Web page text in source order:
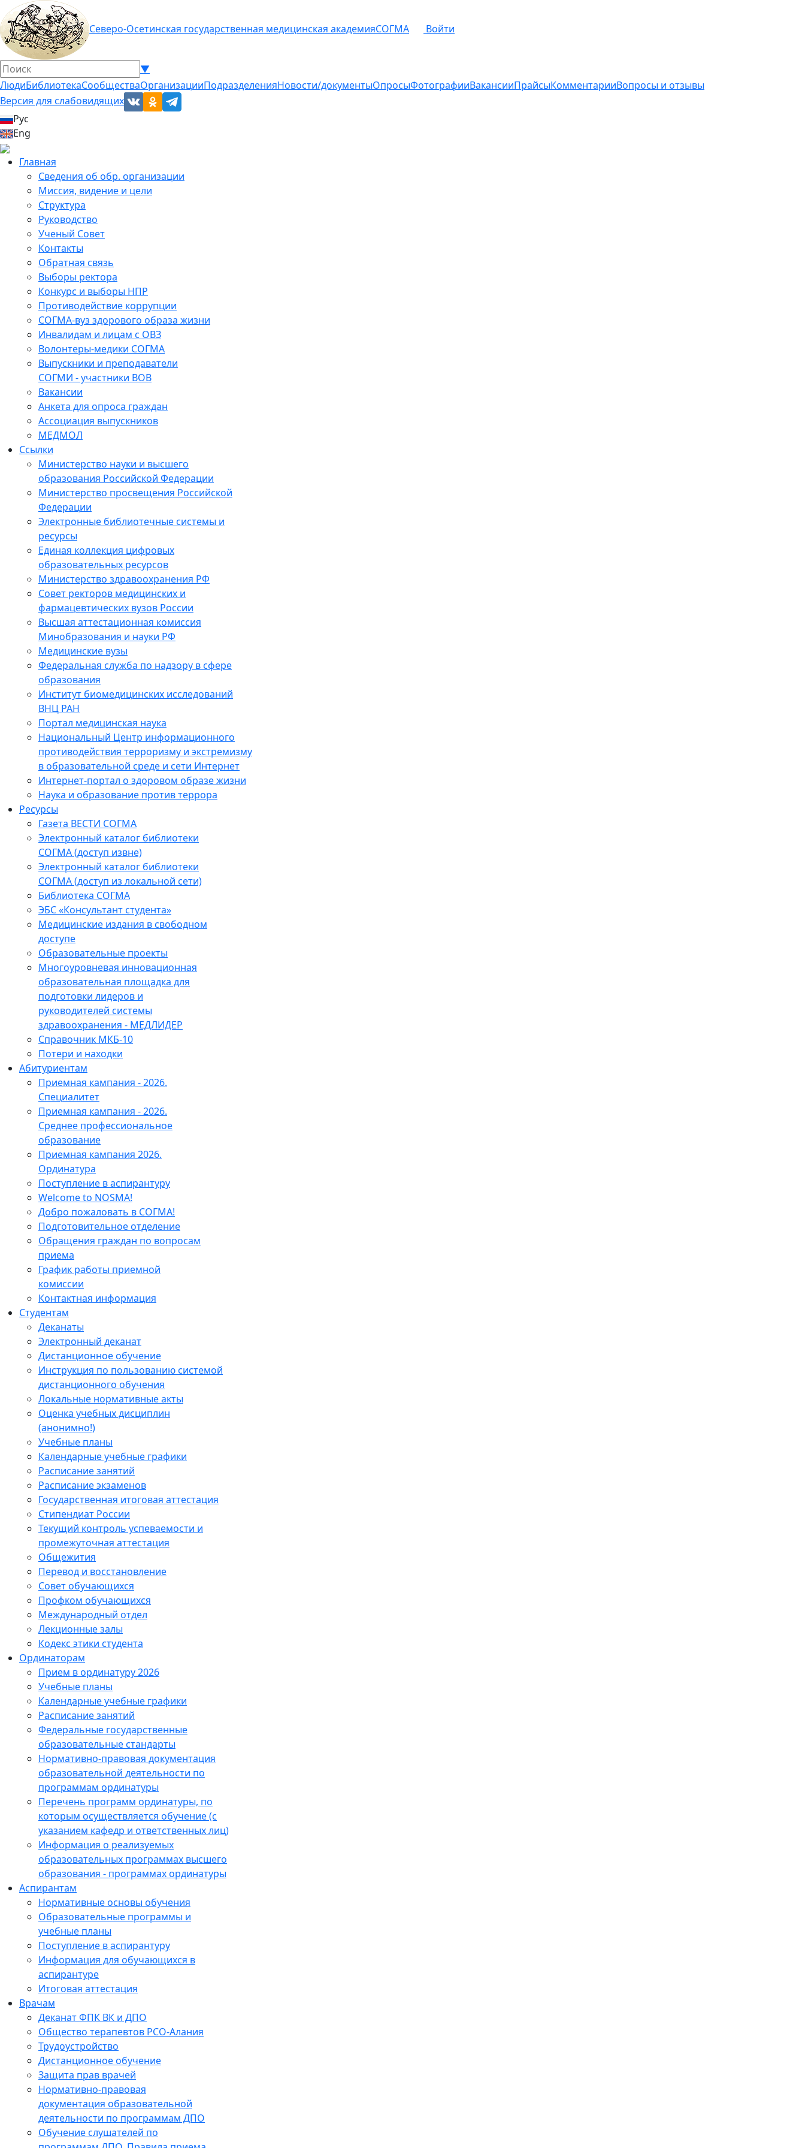
Северо-Осетинская государственная медицинская академияСОГМА Войти
▼
ЛюдиБиблиотекаСообществаОрганизацииПодразделенияНовости/документыОпросыФотографииВакансииПрайсыКомментарииВопросы и отзывы
Версия для слабовидящих
Рус
Eng
Главная
Сведения об обр. организации
Миссия, видение и цели
Структура
Руководство
Ученый Совет
Контакты
Обратная связь
Выборы ректора
Конкурс и выборы НПР
Противодействие коррупции
СОГМА-вуз здорового образа жизни
Инвалидам и лицам с ОВЗ
Волонтеры-медики СОГМА
Выпускники и преподаватели
СОГМИ - участники ВОВ
Вакансии
Анкета для опроса граждан
Ассоциация выпускников
МЕДМОЛ
Ссылки
Министерство науки и высшего
образования Российской Федерации
Министерство просвещения Российской
Федерации
Электронные библиотечные системы и
ресурсы
Единая коллекция цифровых
образовательных ресурсов
Министерство здравоохранения РФ
Совет ректоров медицинских и
фармацевтических вузов России
Высшая аттестационная комиссия
Минобразования и науки РФ
Медицинские вузы
Федеральная служба по надзору в сфере
образования
Институт биомедицинских исследований
ВНЦ РАН
Портал медицинская наука
Национальный Центр информационного
противодействия терроризму и экстремизму
в образовательной среде и сети Интернет
Интернет-портал о здоровом образе жизни
Наука и образование против террора
Ресурсы
Газета ВЕСТИ СОГМА
Электронный каталог библиотеки
СОГМА (доступ извне)
Электронный каталог библиотеки
СОГМА (доступ из локальной сети)
Библиотека СОГМА
ЭБС «Консультант студента»
Медицинские издания в свободном
доступе
Образовательные проекты
Многоуровневая инновационная
образовательная площадка для
подготовки лидеров и
руководителей системы
здравоохранения - МЕДЛИДЕР
Справочник МКБ-10
Потери и находки
Абитуриентам
Приемная кампания - 2026.
Специалитет
Приемная кампания - 2026.
Среднее профессиональное
образование
Приемная кампания 2026.
Ординатура
Поступление в аспирантуру
Welcome to NOSMA!
Добро пожаловать в СОГМА!
Подготовительное отделение
Обращения граждан по вопросам
приема
График работы приемной
комиссии
Контактная информация
Студентам
Деканаты
Электронный деканат
Дистанционное обучение
Инструкция по пользованию системой
дистанционного обучения
Локальные нормативные акты
Оценка учебных дисциплин
(анонимно!)
Учебные планы
Календарные учебные графики
Расписание занятий
Расписание экзаменов
Государственная итоговая аттестация
Стипендиат России
Текущий контроль успеваемости и
промежуточная аттестация
Общежития
Перевод и восстановление
Совет обучающихся
Профком обучающихся
Международный отдел
Лекционные залы
Кодекс этики студента
Ординаторам
Прием в ординатуру 2026
Учебные планы
Календарные учебные графики
Расписание занятий
Федеральные государственные
образовательные стандарты
Нормативно-правовая документация
образовательной деятельности по
программам ординатуры
Перечень программ ординатуры, по
которым осуществляется обучение (с
указанием кафедр и ответственных лиц)
Информация о реализуемых
образовательных программах высшего
образования - программах ординатуры
Аспирантам
Нормативные основы обучения
Образовательные программы и
учебные планы
Поступление в аспирантуру
Информация для обучающихся в
аспирантуре
Итоговая аттестация
Врачам
Деканат ФПК ВК и ДПО
Общество терапевтов РСО-Алания
Трудоустройство
Дистанционное обучение
Защита прав врачей
Нормативно-правовая
документация образовательной
деятельности по программам ДПО
Обучение слушателей по